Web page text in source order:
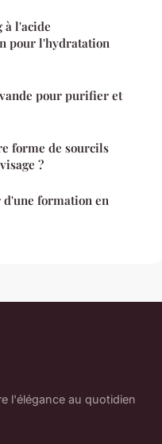
à l'acide
pour l'hydratation
pour purifier et
forme de sourcils
?
formation en
l'élégance au quotidien